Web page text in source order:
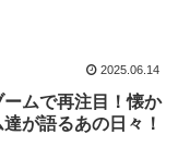
2025.06.14
ムで再注目！懐か
が語るあの日々！